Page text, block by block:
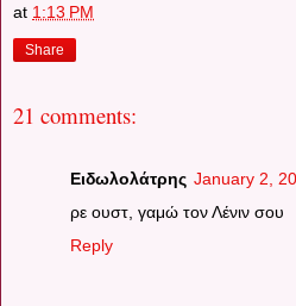
at 1:13 PM
Share
21 comments:
Ειδωλολάτρης January 2,
ρε ουστ, γαμώ τον Λένιν σου
Reply